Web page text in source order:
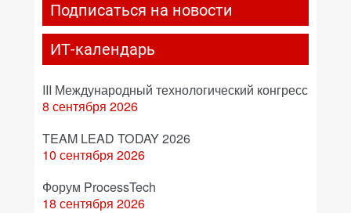
Подписаться на новости
ИТ-календарь
III Международный технологический конгресс
8 сентября 2026
TEAM LEAD TODAY 2026
10 сентября 2026
Форум ProcessTech
18 сентября 2026